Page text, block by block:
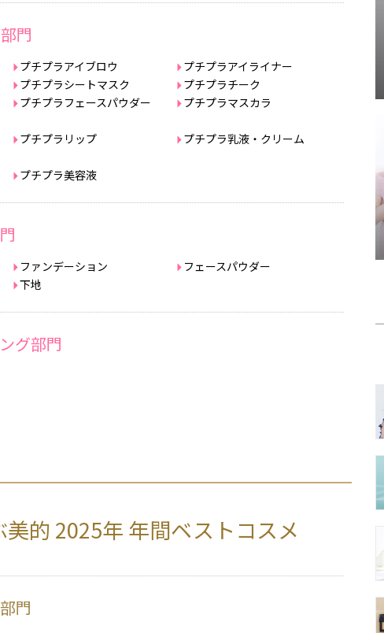
門
プチプラアイブロウ
プチプラアイライナー
プチプラシートマスク
プチプラチーク
プチプラフェースパウダー プチプラマスカラ
プチプラリップ プチプラ乳液・クリーム
プチプラ美容液
ファンデーション
フェースパウダー
下地
グ部門
美的 2025年 年間ベストコスメ
門